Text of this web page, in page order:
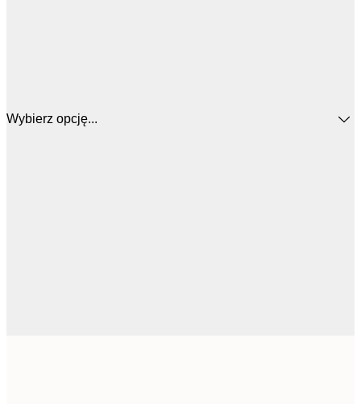
Wybierz opcję...